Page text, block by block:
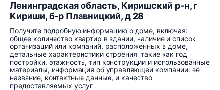
Ленинградская область, Киришский р-н, г
Кириши, б-р Плавницкий, д 28
Получите подробную информацию о доме, включая:
общее количество квартир в здании, наличие и список
организаций или компаний, расположенных в доме,
детальные характеристики строения, такие как год
постройки, этажность, тип конструкции и использованные
материалы, информация об управляющей компании: её
название, контактные данные, и качество
предоставляемых услуг